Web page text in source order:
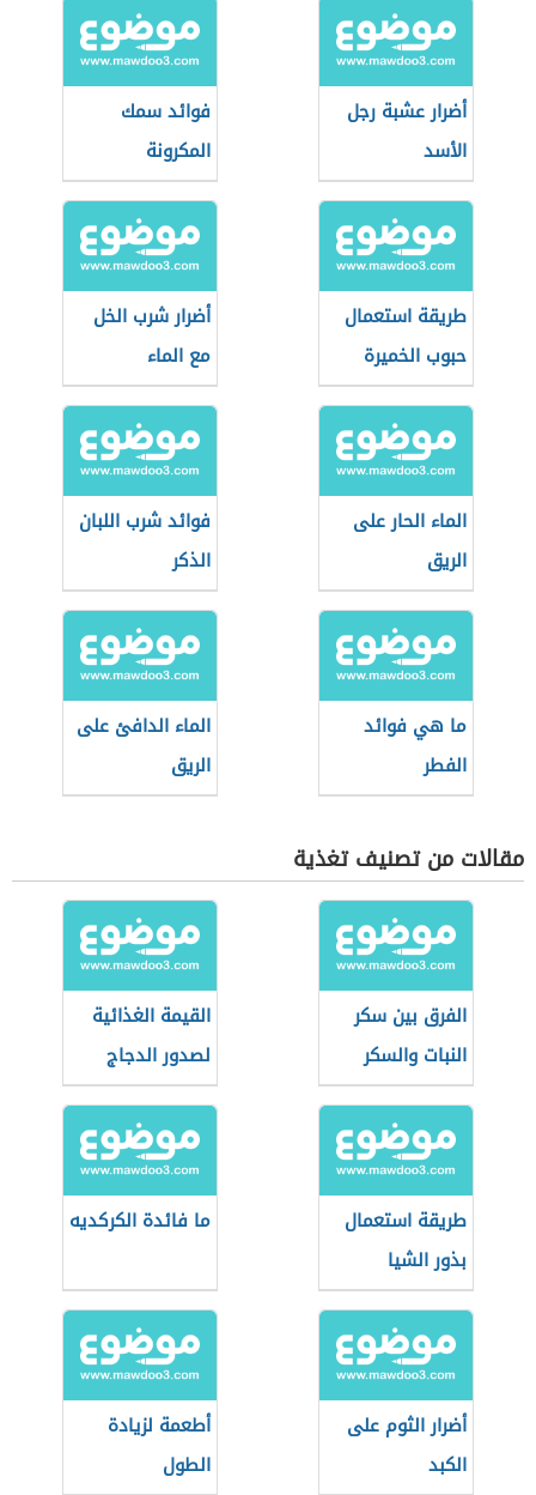
أضرار عشبة رجل
الأسد
فوائد سمك
المكرونة
طريقة استعمال
حبوب الخميرة
لزيادة الوزن
أضرار شرب الخل
مع الماء
الماء الحار على
الريق
فوائد شرب اللبان
الذكر
ما هي فوائد
الفطر
الماء الدافئ على
الريق
مقالات من تصنيف تغذية
الفرق بين سكر
النبات والسكر
العادي
القيمة الغذائية
لصدور الدجاج
طريقة استعمال
بذور الشيا
ما فائدة الكركديه
أضرار الثوم على
الكبد
أطعمة لزيادة
الطول